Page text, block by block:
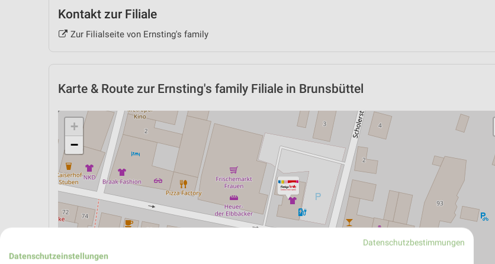
Kontakt zur Filiale
Zur Filialseite von Ernsting's family
Karte & Route zur Ernsting's family Filiale in Brunsbüttel
+
−
Datenschutzbestimmungen
Datenschutzeinstellungen